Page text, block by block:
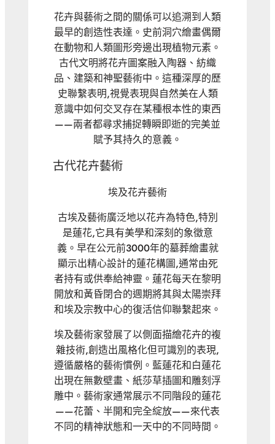
花卉與藝術之間的關係可以追溯到人類
最早的創造性表達。史前洞穴繪畫偶爾
在動物和人類圖形旁邊出現植物元素。
古代文明將花卉圖案融入陶器、紡織
品、建築和神聖藝術中。這種深厚的歷
史聯繫表明,視覺表現與自然美在人類
意識中如何交叉存在某種根本性的東西
——兩者都尋求捕捉轉瞬即逝的完美並
賦予其持久的意義。
古代花卉藝術
埃及花卉藝術
古埃及藝術廣泛地以花卉為特色,特別
是蓮花,它具有美學和深刻的象徵意
義。早在公元前3000年的墓葬繪畫就
顯示出精心設計的蓮花構圖,通常由死
者持有或供奉給神靈。蓮花每天在黎明
開放和黃昏閉合的週期將其與太陽崇拜
和埃及宗教中心的復活信仰聯繫起來。
埃及藝術家發展了以側面描繪花卉的複
雜技術,創造出風格化但可識別的表現,
遵循嚴格的藝術慣例。藍蓮花和白蓮花
出現在無數壁畫、紙莎草插圖和雕刻浮
雕中。藝術家通常展示不同階段的蓮花
——花蕾、半開和完全綻放——來代表
不同的精神狀態和一天中的不同時間。